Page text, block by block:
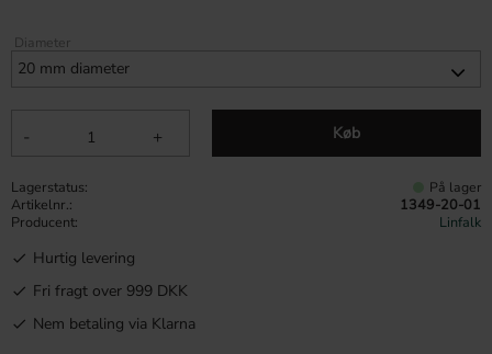
Diameter
+
- Køb
Lagerstatus På lager
Artikelnr.
1349-20-01
Producent
Linfalk
Hurtig levering
Fri fragt over 999 DKK
Nem betaling via Klarna